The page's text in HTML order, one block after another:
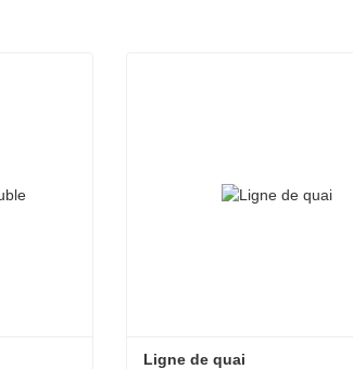
Ligne de quai